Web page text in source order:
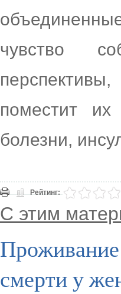
чувство
поместит
болезни,
Рейтинг:
С этим
Проживание
смерти у